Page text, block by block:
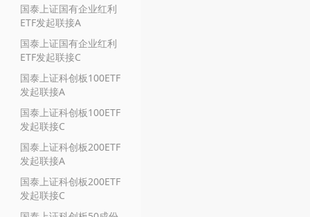
国泰上证国有企业红利
ETF发起联接A
国泰上证国有企业红利
ETF发起联接C
国泰上证科创板100ETF
发起联接A
国泰上证科创板100ETF
发起联接C
国泰上证科创板200ETF
发起联接A
国泰上证科创板200ETF
发起联接C